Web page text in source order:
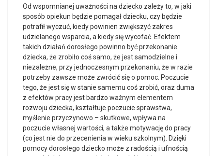
Od wspomnianej uważności na dziecko zależy to, w jaki
sposób opiekun będzie pomagał dziecku, czy będzie
potrafił wyczuć, kiedy powinien zwiększyć zakres
udzielanego wsparcia, a kiedy się wycofać. Efektem
takich działań dorosłego powinno być przekonanie
dziecka, że zrobiło coś samo, że jest samodzielne i
niezależne, przy jednoczesnym przekonaniu, że w razie
potrzeby zawsze może zwrócić się o pomoc. Poczucie
tego, że jest się w stanie samemu coś zrobić, oraz duma
z efektów pracy jest bardzo ważnym elementem
rozwoju dziecka, kształtuje poczucie sprawstwa,
myślenie przyczynowo – skutkowe, wpływa na
poczucie własnej wartości, a także motywację do pracy
(co jest nie do przecenienia w wieku szkolnym). Dzięki
pomocy dorosłego dziecko może z radością i ufnością